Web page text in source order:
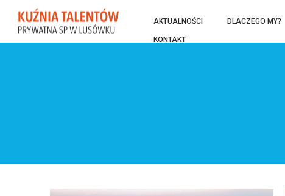
AKTUALNOŚCI DLACZEGO MY?
KONTAKT